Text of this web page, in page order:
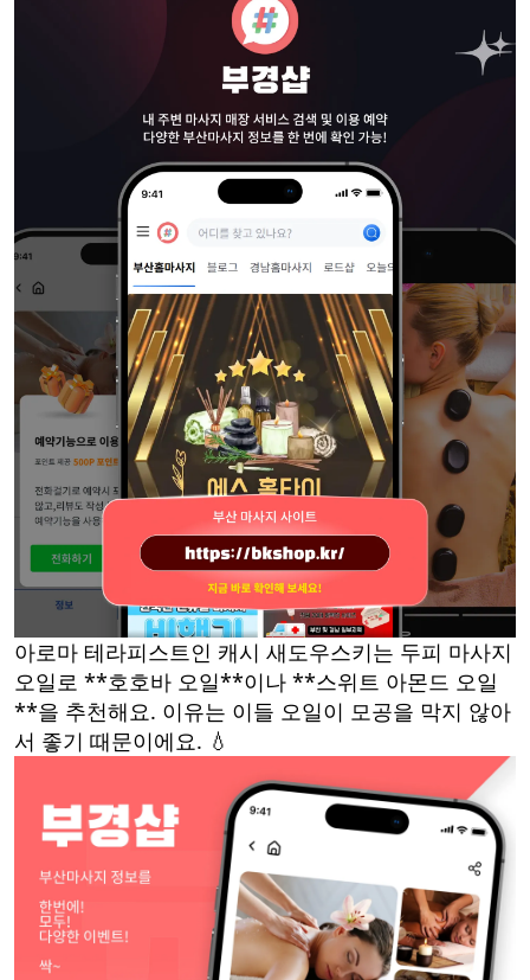
아로마 테라피스트인 캐시 새도우스키는 두피 마사지
오일로 **호호바 오일**이나 **스위트 아몬드 오일
**을 추천해요. 이유는 이들 오일이 모공을 막지 않아
서 좋기 때문이에요. 💧